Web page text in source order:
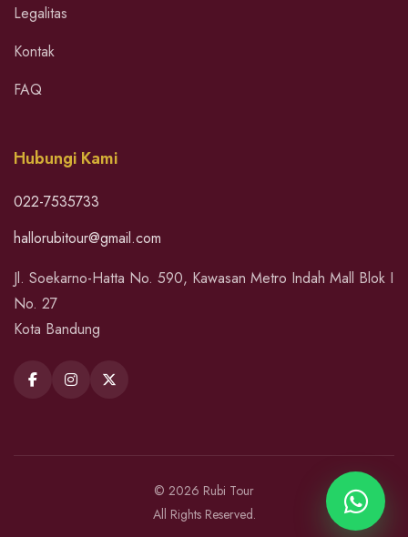
Legalitas
Kontak
FAQ
Hubungi Kami
022-7535733
hallorubitour@gmail.com
Jl. Soekarno-Hatta No. 590, Kawasan Metro Indah Mall Blok I
No. 27
Kota Bandung
© 2026 Rubi Tour
All Rights Reserved.